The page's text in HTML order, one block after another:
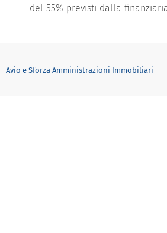
del 55% previsti dalla
Avio e Sforza Amministrazioni Immobiliari